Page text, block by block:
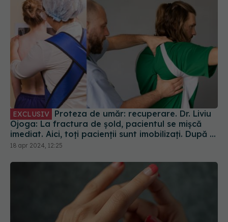
EXCLUSIV
Ojoga: La fractura de șold, pacientul se mișcă
imediat. Aici, toți pacienții sunt imobilizați. După 4
- 6 săptămâni încep recuperarea
18 apr 2024, 12:25